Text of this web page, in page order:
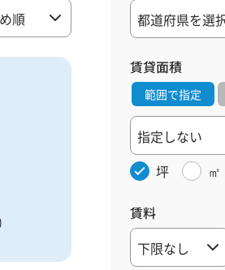
賃貸面積
範囲で指定
坪 ㎡
賃料